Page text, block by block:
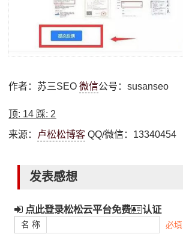
作者：苏三SEO微信公号：susanseo
顶: 14 踩: 2
来源： 卢松松博客 QQ/微信：13340454
发表感想
点此登录松松云平台免费 认证
名 称 必填